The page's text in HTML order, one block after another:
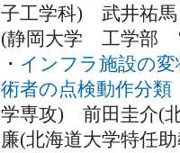
子工学科) 武井祐
(静岡大学 工学部
・ インフラ施設の
術者の点検動作分類
学専攻) 前田圭介(
廉(北海道大学特任